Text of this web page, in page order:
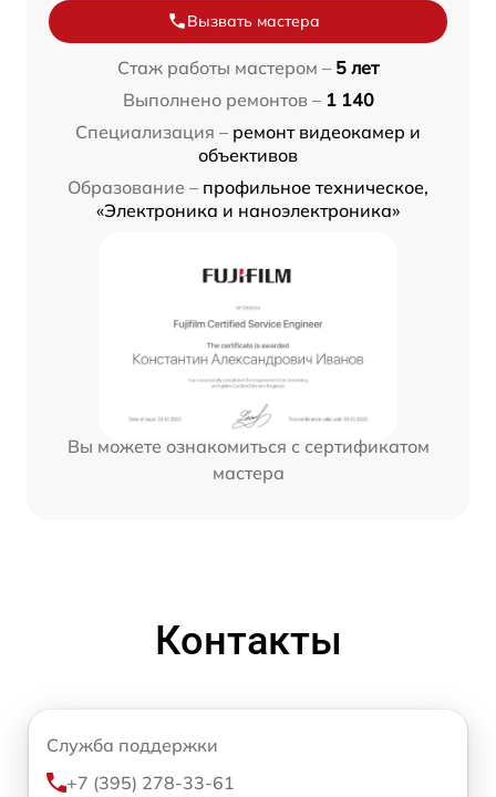
Вызвать мастера
Стаж работы мастером – 5 лет
Выполнено ремонтов – 1 140
Специализация – ремонт видеокамер и
объективов
Образование – профильное техническое,
«Электроника и наноэлектроника»
Вы можете ознакомиться с сертификатом
мастера
Контакты
Служба поддержки
+7 (395) 278-33-61